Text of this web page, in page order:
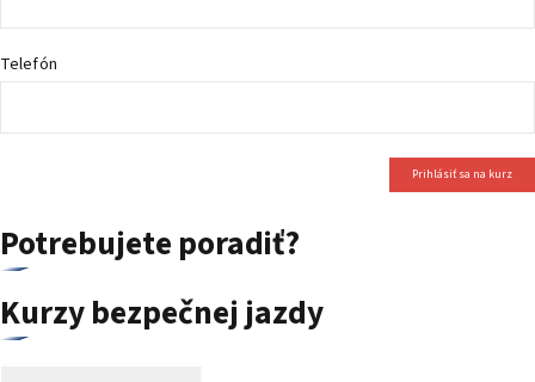
Telefón
Prihlásiť sa na kurz
Potrebujete poradiť?
Kurzy bezpečnej jazdy